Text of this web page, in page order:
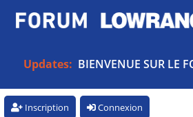
Updates: BIENVENUE SUR LE
Inscription Connexion